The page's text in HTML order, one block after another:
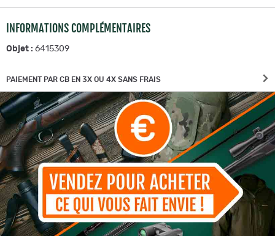
INFORMATIONS COMPLÉMENTAIRES
Objet : 6415309
PAIEMENT PAR CB EN 3X OU 4X SANS FRAIS